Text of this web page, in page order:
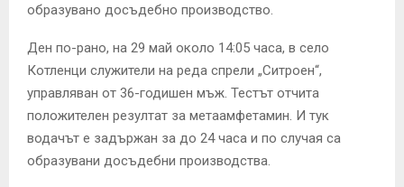
образувано досъдебно производство.
Ден по-рано, на 29 май около 14:05 часа, в село
Котленци служители на реда спрели „Ситроен“,
управляван от 36-годишен мъж. Тестът отчита
положителен резултат за метаамфетамин. И тук
водачът е задържан за до 24 часа и по случая са
образувани досъдебни производства.